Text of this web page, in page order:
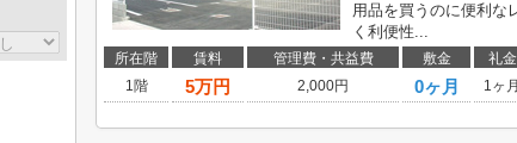
用品を買うのに便利な
く利便性...
所在階 賃料 管理費・共益費 敷金 礼金
1階
5万円 2,000円 0ヶ月 1ヶ月